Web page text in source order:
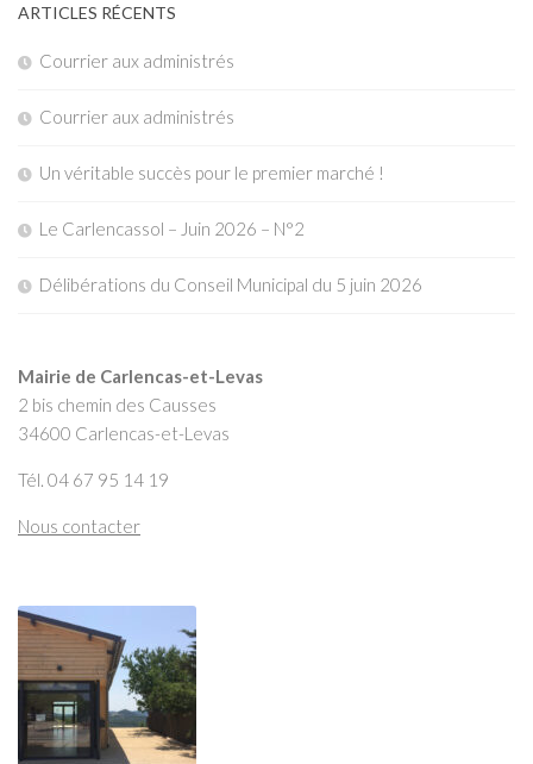
ARTICLES RÉCENTS
Courrier aux administrés
Courrier aux administrés
Un véritable succès pour le premier marché !
Le Carlencassol – Juin 2026 – N°2
Délibérations du Conseil Municipal du 5 juin 2026
Mairie de Carlencas-et-Levas
2 bis chemin des Causses
34600 Carlencas-et-Levas
Tél. 04 67 95 14 19
Nous contacter